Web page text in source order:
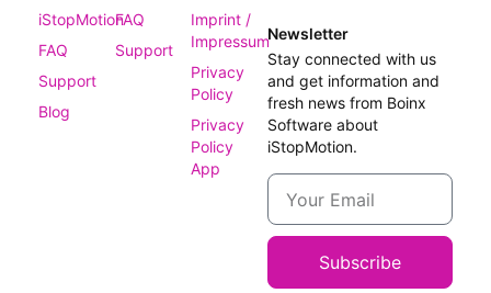
iStopMotion
FAQ
Support
Blog
FAQ
Support
Imprint /
Impressum
Privacy
Policy
Privacy
Policy
App
Newsletter
Stay connected with us
and get information and
fresh news from Boinx
Software about
iStopMotion.
Subscribe